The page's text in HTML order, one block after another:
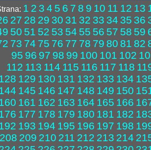
1 2 3 4 5 6 7 8 9 10 11 12 13
27 28 29 30 31 32 33 34 35 36
50 51 52 53 54 55 56 57 58 59
73 74 75 76 77 78 79 80 81 82
95 96 97 98 99 100 101 102
112 113 114 115 116 117 118
129 130 131 132 133 134
145 146 147 148 149 150
161 162 163 164 165 166
177 178 179 180 181 182
193 194 195 196 197 198
208 209 210 211 212 213 214